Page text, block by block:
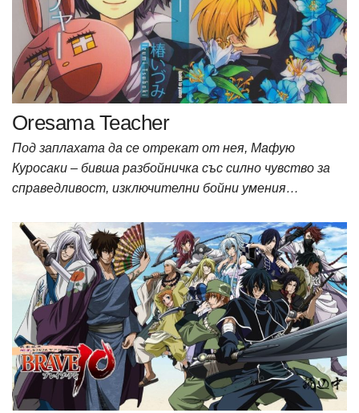
Oresama Teacher
Под заплахата да се отрекат от нея, Мафую
Куросаки – бивша разбойничка със силно чувство за
справедливост, изключителни бойни умения…